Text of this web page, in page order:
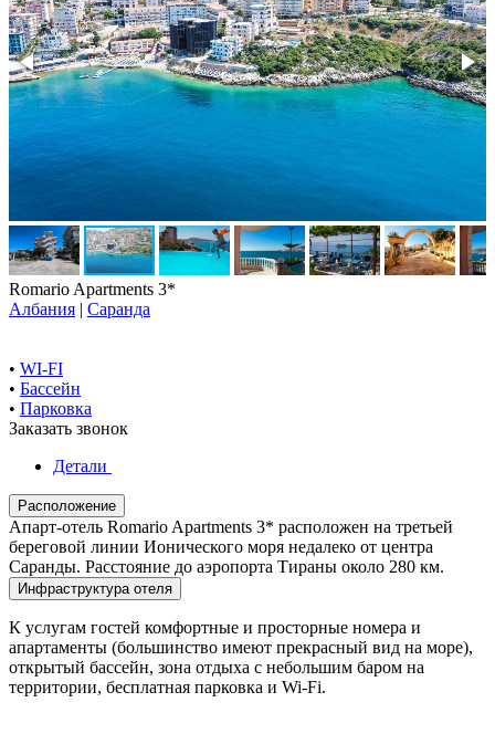
Romario Apartments 3*
Албания | Саранда
• WI-FI
• Бассейн
• Парковка
Заказать звонок
Детали
Расположение
Апарт-отель Romario Apartments 3* расположен на третьей
береговой линии Ионического моря недалеко от центра
Саранды. Расстояние до аэропорта Тираны около 280 км.
Инфраструктура отеля
К услугам гостей комфортные и просторные номера и
апартаменты (большинство имеют прекрасный вид на море),
открытый бассейн, зона отдыха с небольшим баром на
территории, бесплатная парковка и Wi-Fi.